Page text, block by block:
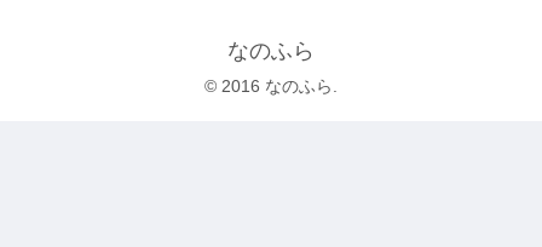
なのふら
© 2016 なのふら.